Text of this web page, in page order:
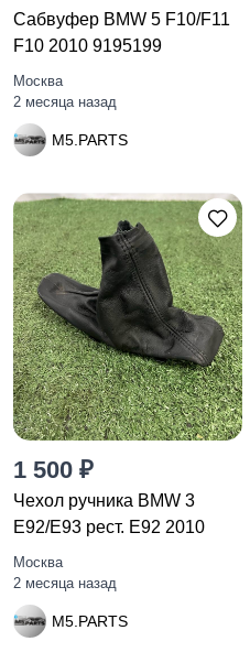
Сабвуфер BMW 5 F10/F11
F10 2010 9195199
Москва
2 месяца назад
M5.PARTS
1 500 ₽
Чехол ручника BMW 3
E92/E93 рест. E92 2010
Москва
2 месяца назад
M5.PARTS